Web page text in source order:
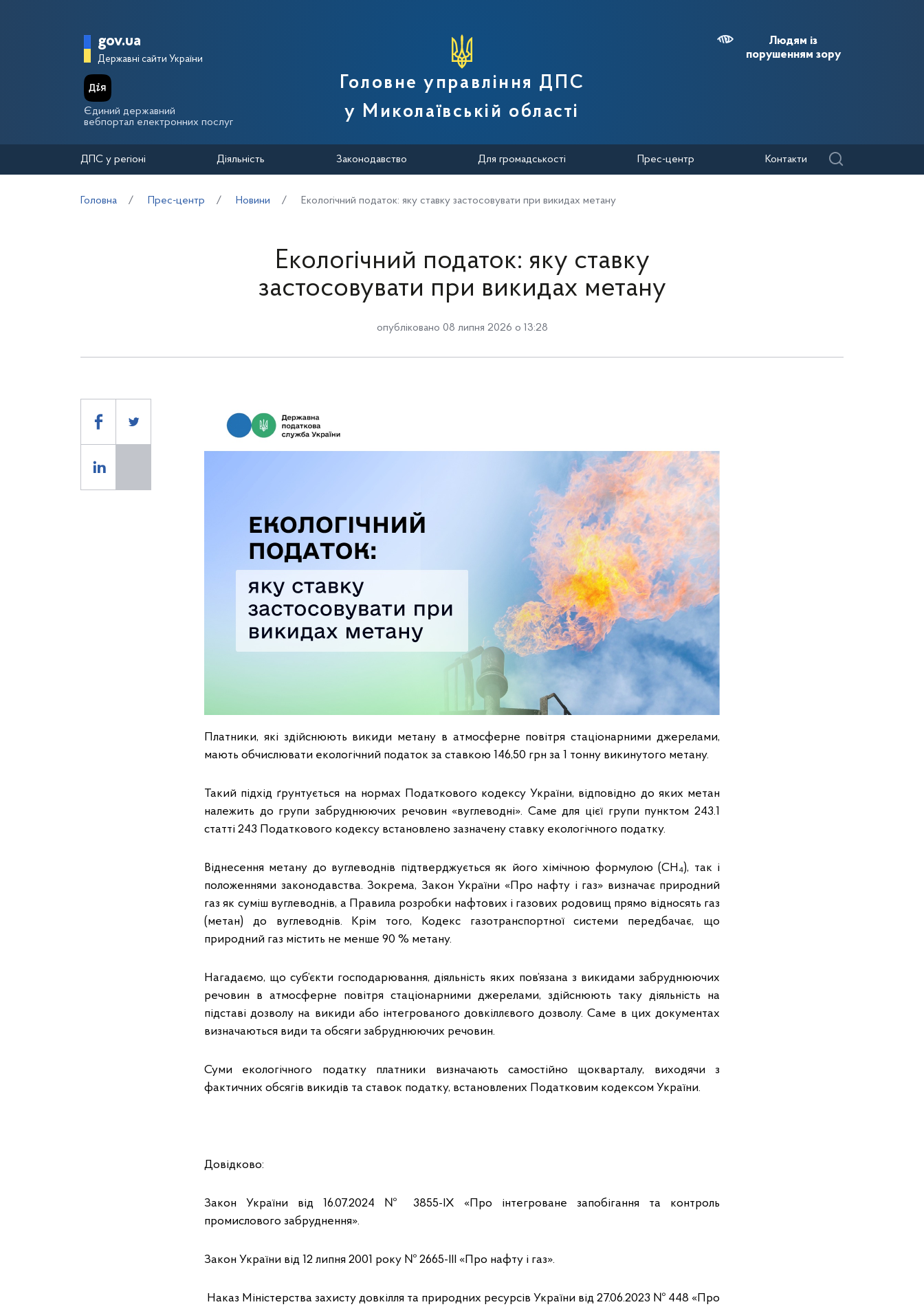
Головна сторінка Державної податкової служби України
gov.ua
Державні сайти України
Єдиний державний
вебпортал електронних послуг
Головне управління ДПС
у Миколаївській області
Людям із
порушенням зору
ДПС у регіоні Діяльність Законодавство Для громадськості Прес-центр Контакти
Головна Прес-центр Новини Екологічний податок: яку ставку застосовувати при викидах метану
Екологічний податок: яку ставку
застосовувати при викидах метану
опубліковано 08 липня 2026 о 13:28
Платники, які здійснюють викиди метану в атмосферне повітря стаціонарними джерелами,
мають обчислювати екологічний податок за ставкою 146,50 грн за 1 тонну викинутого метану.
Такий підхід ґрунтується на нормах Податкового кодексу України, відповідно до яких метан
належить до групи забруднюючих речовин «вуглеводні». Саме для цієї групи пунктом 243.1
статті 243 Податкового кодексу встановлено зазначену ставку екологічного податку.
Віднесення метану до вуглеводнів підтверджується як його хімічною формулою (СН₄), так і
положеннями законодавства. Зокрема, Закон України «Про нафту і газ» визначає природний
газ як суміш вуглеводнів, а Правила розробки нафтових і газових родовищ прямо відносять газ
(метан) до вуглеводнів. Крім того, Кодекс газотранспортної системи передбачає, що
природний газ містить не менше 90 % метану.
Нагадаємо, що суб’єкти господарювання, діяльність яких пов’язана з викидами забруднюючих
речовин в атмосферне повітря стаціонарними джерелами, здійснюють таку діяльність на
підставі дозволу на викиди або інтегрованого довкіллєвого дозволу. Саме в цих документах
визначаються види та обсяги забруднюючих речовин.
Суми екологічного податку платники визначають самостійно щокварталу, виходячи з
фактичних обсягів викидів та ставок податку, встановлених Податковим кодексом України.
Довідково:
Закон України від 16.07.2024 № 3855-IX «Про інтегроване запобігання та контроль
промислового забруднення».
Закон України від 12 липня 2001 року № 2665-ІІІ «Про нафту і газ».
Наказ Міністерства захисту довкілля та природних ресурсів України від 27.06.2023 № 448 «Про